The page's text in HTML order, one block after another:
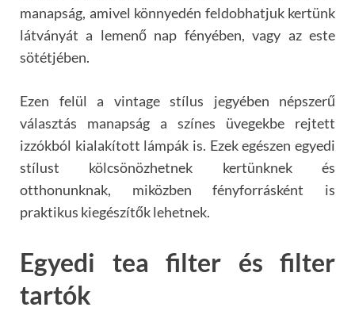
manapság, amivel könnyedén feldobhatjuk kertünk
látványát a lemenő nap fényében, vagy az este
sötétjében.
Ezen felül a vintage stílus jegyében népszerű
választás manapság a színes üvegekbe rejtett
izzókból kialakított lámpák is. Ezek egészen egyedi
stílust kölcsönözhetnek kertünknek és
otthonunknak, miközben fényforrásként is
praktikus kiegészítők lehetnek.
Egyedi tea filter és filter
tartók